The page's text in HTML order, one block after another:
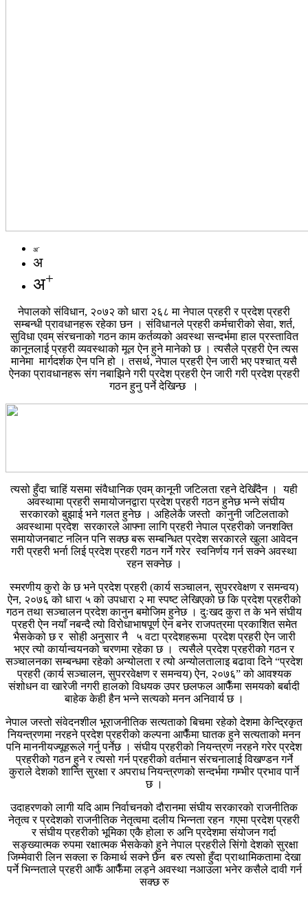
अ-
अ
अ+
नेपालको संविधान, २०७२ को धारा २६८ मा नेपाल प्रहरी र प्रदेश प्रहरी
सम्बन्धी प्रावधानहरू रहेका छन । संविधानले प्रहरी कर्मचारीको सेवा, शर्त,
सुविधा एवम् संरचनाको गठन काम कर्तव्यको अवस्था सन्दर्भमा हाल प्रस्तावित
कानूनलाई प्रहरी व्यवस्थाको मूल ऐन हुने मानेको छ । त्यसैले प्रहरी ऐन त्यस
मानेमा मार्गदर्शक ऐन पनि हो । तसर्थ, नेपाल प्रहरी ऐन जारी भए पश्चात् यसै
ऐनका प्रावधानहरू संग नबाझिने गरी प्रदेश प्रहरी ऐन जारी गरी प्रदेश प्रहरी
गठन हुनु पर्ने देखिन्छ ।
त्यसो हुँदा चाहिं यसमा संवैधानिक एवम् कानूनी जटिलता रहने देखिँदैन । यही
अवस्थामा प्रहरी समायोजनद्वारा प्रदेश प्रहरी गठन हुनेछ भन्ने संघीय
सरकारको बुझाई भने गलत हुनेछ । अहिलेकै जस्तो कानुनी जटिलताको
अवस्थामा प्रदेश सरकारले आफ्ना लागि प्रहरी नेपाल प्रहरीको जनशक्ति
समायोजनबाट नलिन पनि सक्छ बरू सम्बन्धित प्रदेश सरकारले खुला आवेदन
गरी प्रहरी भर्ना लिई प्रदेश प्रहरी गठन गर्ने गरेर स्वनिर्णय गर्न सक्ने अवस्था
रहन सक्नेछ ।
स्मरणीय कुरो के छ भने प्रदेश प्रहरी (कार्य सञ्चालन, सुपररवेक्षण र समन्वय)
ऐन, २०७६ को धारा ५ को उपधारा २ मा स्पष्ट लेखिएको छ कि प्रदेश प्रहरीको
गठन तथा सञ्चालन प्रदेश कानुन बमोजिम हुनेछ । दुःखद कुरा त के भने संघीय
प्रहरी ऐन नयाँ नबन्दै त्यो विरोधाभाषपूर्ण ऐन बनेर राजपत्रमा प्रकाशित समेत
भैसकेको छ र सोही अनुसार नै ५ वटा प्रदेशहरूमा प्रदेश प्रहरी ऐन जारी
भएर त्यो कार्यान्वयनको चरणमा रहेका छ । त्यसैले प्रदेश प्रहरीको गठन र
सञ्चालनका सम्बन्धमा रहेको अन्योलता र त्यो अन्योलतालाइ बढावा दिने “प्रदेश
प्रहरी (कार्य सञ्चालन, सुपररवेक्षण र समन्वय) ऐन, २०७६” को आवश्यक
संशोधन वा खारेजी नगरी हालको विधयक उपर छलफल आफैँमा समयको बर्बादी
बाहेक केही हैन भन्ने सत्यको मनन अनिवार्य छ ।
नेपाल जस्तो संवेदनशील भूराजनीतिक सत्यताको बिचमा रहेको देशमा केन्द्रिकृत
नियन्त्रणमा नरहने प्रदेश प्रहरीको कल्पना आफैँमा घातक हुने सत्यताको मनन
पनि माननीयज्यूहरूले गर्नु पर्नेछ । संघीय प्रहरीको नियन्त्रण नरहने गरेर प्रदेश
प्रहरीको गठन हुने र त्यसो गर्न प्रहरीको वर्तमान संरचनालाई विखण्डन गर्ने
कुराले देशको शान्ति सुरक्षा र अपराध नियन्त्रणको सन्दर्भमा गम्भीर प्रभाव पार्ने
छ ।
उदाहरणको लागी यदि आम निर्वाचनको दौरानमा संघीय सरकारको राजनीतिक
नेतृत्व र प्रदेशको राजनीतिक नेतृत्वमा दलीय भिन्नता रहन गएमा प्रदेश प्रहरी
र संघीय प्रहरीको भूमिका एकै होला रु अनि प्रदेशमा संयोजन गर्दा
सङ्ख्यात्मक रुपमा रक्षात्मक भैसकेको हुने नेपाल प्रहरीले सिंगो देशको सुरक्षा
जिम्मेवारी लिन सक्ला रु किमार्थ सक्ने छैन बरु त्यसो हुँदा प्राथामिकतामा देखा
पर्ने भिन्नताले प्रहरी आफैं आफैँमा लड्ने अवस्था नआउला भनेर कसैले दावी गर्न
सक्छ रु